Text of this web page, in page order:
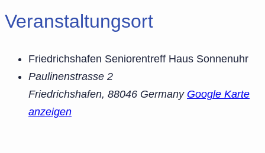
Veranstaltungsort
Friedrichshafen Seniorentreff Haus Sonnenuhr
Paulinenstrasse 2
Friedrichshafen, 88046 Germany Google Karte
anzeigen